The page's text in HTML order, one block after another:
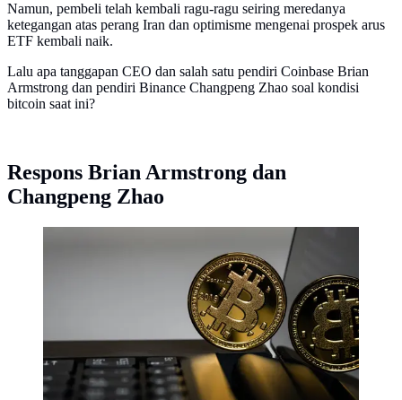
Namun, pembeli telah kembali ragu-ragu seiring meredanya
ketegangan atas perang Iran dan optimisme mengenai prospek arus
ETF kembali naik.
Lalu apa tanggapan CEO dan salah satu pendiri Coinbase Brian
Armstrong dan pendiri Binance Changpeng Zhao soal kondisi
bitcoin saat ini?
Respons Brian Armstrong dan
Changpeng Zhao
Ilustrasi bitcoin (Foto: Unsplash/Aleksi Raisa)